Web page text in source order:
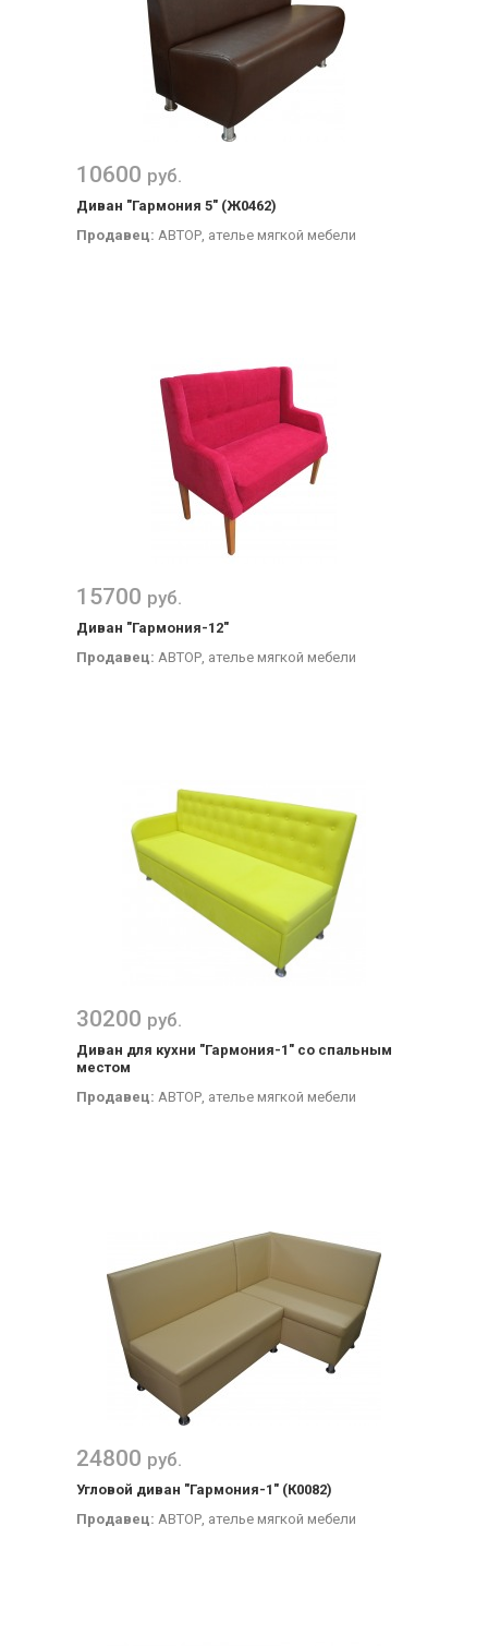
10600 руб.
Диван "Гармония 5" (Ж0462)
Продавец: АВТОР, ателье мягкой мебели
15700 руб.
Диван "Гармония-12"
Продавец: АВТОР, ателье мягкой мебели
30200 руб.
Диван для кухни "Гармония-1" со спальным
местом
Продавец: АВТОР, ателье мягкой мебели
24800 руб.
Угловой диван "Гармония-1" (К0082)
Продавец: АВТОР, ателье мягкой мебели